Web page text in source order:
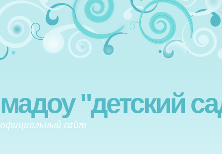
мадоу "детский
официальный сайт